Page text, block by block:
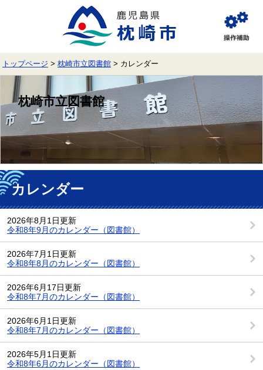
で
す。
ば
し
へ
覧
補
トップページ > 枕崎市立図書館 > カレンダー
枕崎市立図書館
本
文 カレンダー
2026年8月1日更新
令和8年9月のカレンダー（図書館）
2026年7月1日更新
令和8年8月のカレンダー（図書館）
2026年6月17日更新
令和8年7月のカレンダー（図書館）
2026年6月1日更新
令和8年7月のカレンダー（図書館）
2026年5月1日更新
令和8年6月のカレンダー（図書館）